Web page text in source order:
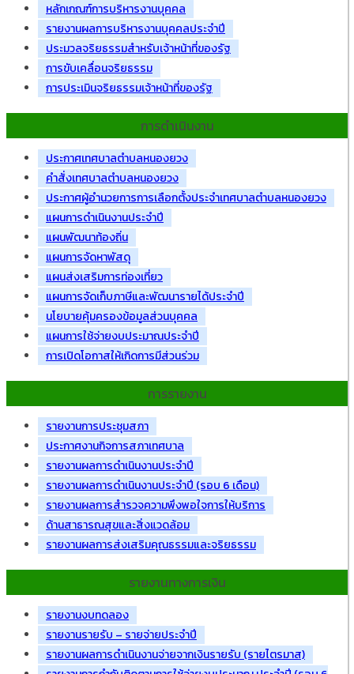
หลักเกณฑ์การบริหารงานบุคคล
รายงานผลการบริหารงานบุคคลประจำปี
ประมวลจริยธรรมสำหรับเจ้าหน้าที่ของรัฐ
การขับเคลื่อนจริยธรรม
การประเมินจริยธรรมเจ้าหน้าที่ของรัฐ
การดำเนินงาน
ประกาศเทศบาลตำบลหนองยวง
คำสั่งเทศบาลตำบลหนองยวง
ประกาศผู้อำนวยการการเลือกตั้งประจำเทศบาลตำบลหนองยวง
แผนการดำเนินงานประจำปี
แผนพัฒนาท้องถิ่น
แผนการจัดหาพัสดุ
แผนส่งเสริมการท่องเที่ยว
แผนการจัดเก็บภาษีและพัฒนารายได้ประจำปี
นโยบายคุ้มครองข้อมูลส่วนบุคคล
แผนการใช้จ่ายงบประมาณประจำปี
การเปิดโอกาสให้เกิดการมีส่วนร่วม
การรายงาน
รายงานการประชุมสภา
ประกาศงานกิจการสภาเทศบาล
รายงานผลการดำเนินงานประจำปี
รายงานผลการดำเนินงานประจำปี (รอบ 6 เดือน)
รายงานผลการสำรวจความพึงพอใจการให้บริการ
ด้านสาธารณสุขและสิ่งแวดล้อม
รายงานผลการส่งเสริมคุณธรรมและจริยธรรม
รายงานทางการเงิน
รายงานงบทดลอง
รายงานรายรับ – รายจ่ายประจำปี
รายงานผลการดำเนินงานจ่ายจากเงินรายรับ (รายไตรมาส)